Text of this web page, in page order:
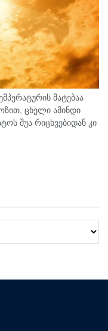
მატებაა
ცხელი ამინდი
შუა რიცხვებიდან კი
აგვისტოს
ანუ ამ...